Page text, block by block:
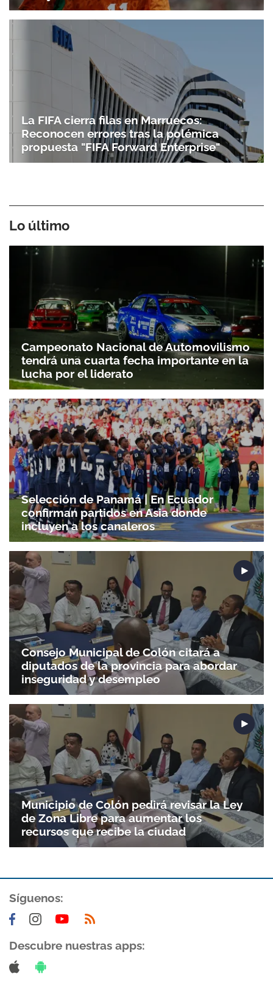
La FIFA cierra filas en Marruecos:
Reconocen errores tras la polémica
propuesta "FIFA Forward Enterprise"
Lo último
Campeonato Nacional de Automovilismo
tendrá una cuarta fecha importante en la
lucha por el liderato
Selección de Panamá | En Ecuador
confirman partidos en Asia donde
incluyen a los canaleros
Consejo Municipal de Colón citará a
diputados de la provincia para abordar
inseguridad y desempleo
Municipio de Colón pedirá revisar la Ley
de Zona Libre para aumentar los
recursos que recibe la ciudad
Síguenos:
Descubre nuestras apps: